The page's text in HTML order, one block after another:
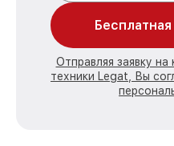
Отправляя заявку
техники Legat, Вы